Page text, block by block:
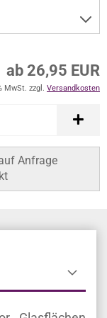
ab 26,95 EUR
MwSt. zzgl. Versandkosten
Anfrage